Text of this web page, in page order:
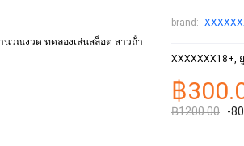
brand:
XXXXXXX18+,
฿
฿1200.00 -